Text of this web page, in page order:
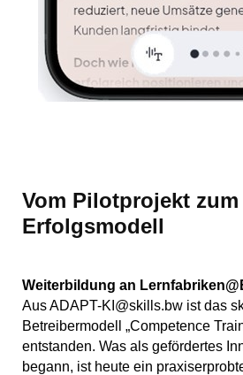
Vom Pilotprojekt zum
Erfolgsmodell
Weiterbildung an
Aus ADAPT-KI@skills.bw ist das
Betreibermodell „Competence
entstanden. Was als gefördertes
begann, ist heute ein